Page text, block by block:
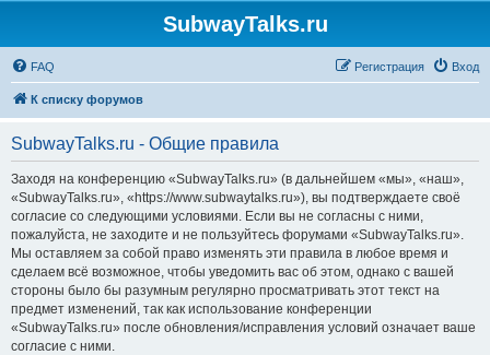
SubwayTalks.ru
FAQ Вход
Регистрация
К списку форумов
SubwayTalks.ru - Общие правила
Заходя на конференцию «SubwayTalks.ru» (в дальнейшем «мы», «наш»,
«SubwayTalks.ru», «https://www.subwaytalks.ru»), вы подтверждаете своё
согласие со следующими условиями. Если вы не согласны с ними,
пожалуйста, не заходите и не пользуйтесь форумами «SubwayTalks.ru».
Мы оставляем за собой право изменять эти правила в любое время и
сделаем всё возможное, чтобы уведомить вас об этом, однако с вашей
стороны было бы разумным регулярно просматривать этот текст на
предмет изменений, так как использование конференции
«SubwayTalks.ru» после обновления/исправления условий означает ваше
согласие с ними.